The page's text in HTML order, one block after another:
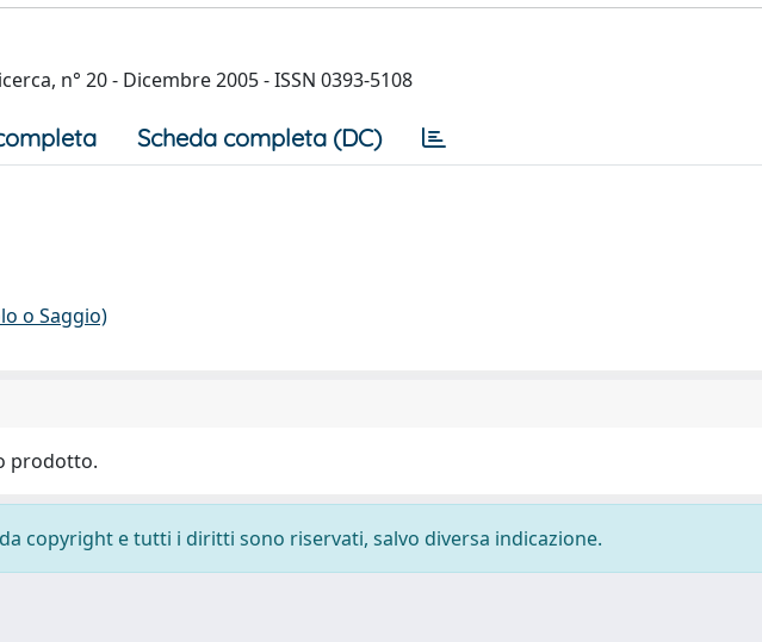
n° 20 - Dicembre 2005 - ISSN 0393-5108
Scheda completa (DC)
o Saggio)
prodotto.
copyright e tutti i diritti sono riservati, salvo diversa indicazione.